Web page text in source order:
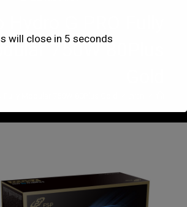
750W 80Plus
will close in 4 seconds